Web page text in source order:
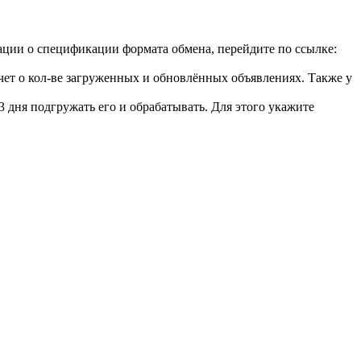
о спецификации формата обмена, перейдите по ссылке:
о кол-ве загруженных и обновлённых объявлениях. Также у
подгружать его и обрабатывать. Для этого укажите